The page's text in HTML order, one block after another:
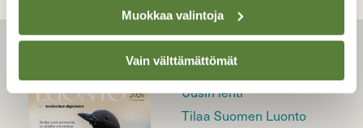
Muokkaa valintoja
Vain välttämättömät
LEHTI
Uusin lehti
Tilaa Suomen Luonto